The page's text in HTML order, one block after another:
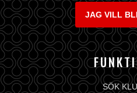
JAG VILL
SÖK